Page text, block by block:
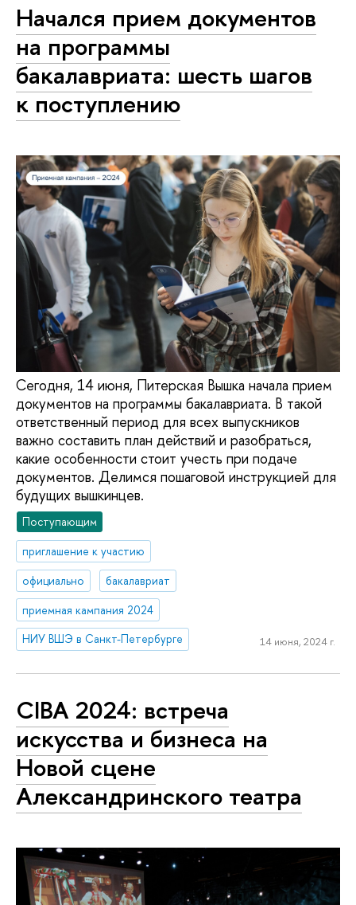
Начался прием документов
на программы
бакалавриата: шесть шагов
к поступлению
Сегодня, 14 июня, Питерская Вышка начала прием
документов на программы бакалавриата. В такой
ответственный период для всех выпускников
важно составить план действий и разобраться,
какие особенности стоит учесть при подаче
документов. Делимся пошаговой инструкцией для
будущих вышкинцев.
Поступающим
приглашение к участию
официально
бакалавриат
приемная кампания 2024
НИУ ВШЭ в Санкт-Петербурге
14 июня, 2024 г.
CIBA 2024: встреча
искусства и бизнеса на
Новой сцене
Александринского театра